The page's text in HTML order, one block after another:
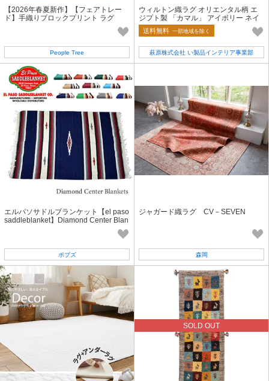
【2026年春夏新作】【フェアトレー
ド】手織りブロックプリント ラグ
People Tree
ウィルトン織ラグ オリエンタル柄 エ
ジプト製 「カマル」 アイボリー ネイ
ビー
送料無料 一部地域を除く
萩原株式会社 い製品インテリア事業部
エルパソサドルブランケット【el paso
saddleblanket】Diamond Center Blan
ボブズ
ジャガード織ラグ CV－SEVEN
森岡
SOLD OUT